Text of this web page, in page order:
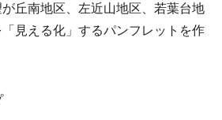
丘南地区、左近山地区、若葉台地
見える化」するパンフレットを作